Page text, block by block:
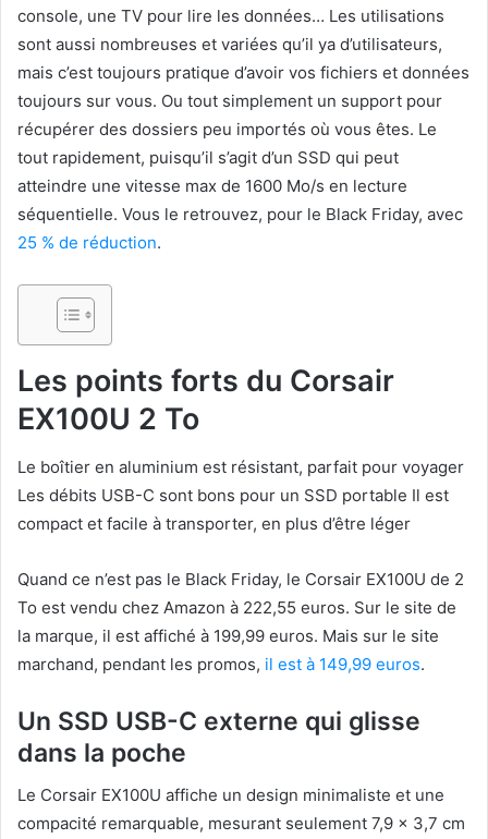
console, une TV pour lire les données… Les utilisations
sont aussi nombreuses et variées qu’il ya d’utilisateurs,
mais c’est toujours pratique d’avoir vos fichiers et données
toujours sur vous. Ou tout simplement un support pour
récupérer des dossiers peu importés où vous êtes. Le
tout rapidement, puisqu’il s’agit d’un SSD qui peut
atteindre une vitesse max de 1600 Mo/s en lecture
séquentielle. Vous le retrouvez, pour le Black Friday, avec
25 % de réduction.
Les points forts du Corsair
EX100U 2 To
Le boîtier en aluminium est résistant, parfait pour voyager
Les débits USB-C sont bons pour un SSD portable Il est
compact et facile à transporter, en plus d’être léger
Quand ce n’est pas le Black Friday, le Corsair EX100U de 2
To est vendu chez Amazon à 222,55 euros. Sur le site de
la marque, il est affiché à 199,99 euros. Mais sur le site
marchand, pendant les promos, il est à 149,99 euros.
Un SSD USB-C externe qui glisse
dans la poche
Le Corsair EX100U affiche un design minimaliste et une
compacité remarquable, mesurant seulement 7,9 x 3,7 cm